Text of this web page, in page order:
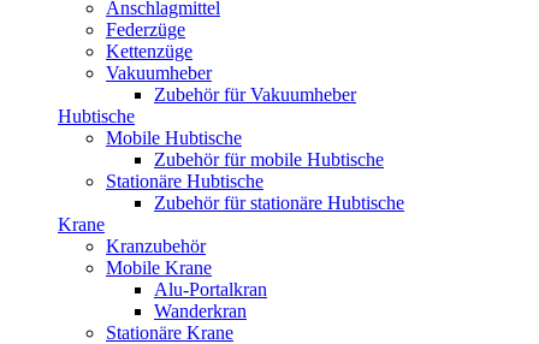
Anschlagmittel
Federzüge
Kettenzüge
Vakuumheber
Zubehör für Vakuumheber
Hubtische
Mobile Hubtische
Zubehör für mobile Hubtische
Stationäre Hubtische
Zubehör für stationäre Hubtische
Krane
Kranzubehör
Mobile Krane
Alu-Portalkran
Wanderkran
Stationäre Krane